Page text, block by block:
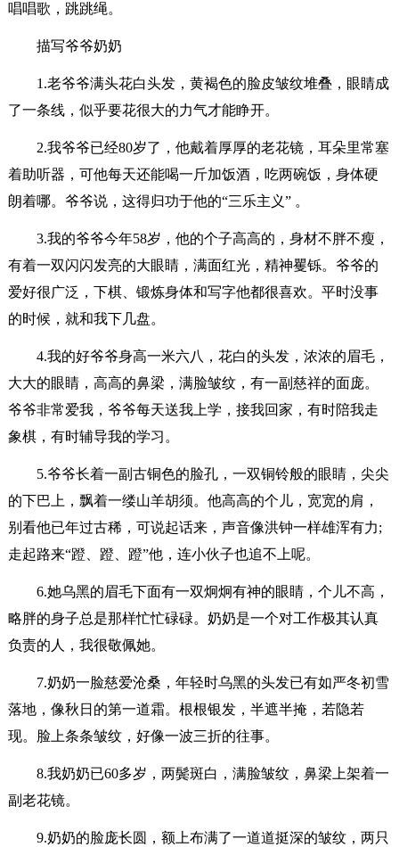
唱唱歌，跳跳绳。
描写爷爷奶奶
1.老爷爷满头花白头发，黄褐色的脸皮皱纹堆叠，眼睛成
了一条线，似乎要花很大的力气才能睁开。
2.我爷爷已经80岁了，他戴着厚厚的老花镜，耳朵里常塞
着助听器，可他每天还能喝一斤加饭酒，吃两碗饭，身体硬
朗着哪。爷爷说，这得归功于他的“三乐主义” 。
3.我的爷爷今年58岁，他的个子高高的，身材不胖不瘦，
有着一双闪闪发亮的大眼睛，满面红光，精神矍铄。爷爷的
爱好很广泛，下棋、锻炼身体和写字他都很喜欢。平时没事
的时候，就和我下几盘。
4.我的好爷爷身高一米六八，花白的头发，浓浓的眉毛，
大大的眼睛，高高的鼻梁，满脸皱纹，有一副慈祥的面庞。
爷爷非常爱我，爷爷每天送我上学，接我回家，有时陪我走
象棋，有时辅导我的学习。
5.爷爷长着一副古铜色的脸孔，一双铜铃般的眼睛，尖尖
的下巴上，飘着一缕山羊胡须。他高高的个儿，宽宽的肩，
别看他已年过古稀，可说起话来，声音像洪钟一样雄浑有力;
走起路来“蹬、蹬、蹬”他，连小伙子也追不上呢。
6.她乌黑的眉毛下面有一双炯炯有神的眼睛，个儿不高，
略胖的身子总是那样忙忙碌碌。奶奶是一个对工作极其认真
负责的人，我很敬佩她。
7.奶奶一脸慈爱沧桑，年轻时乌黑的头发已有如严冬初雪
落地，像秋日的第一道霜。根根银发，半遮半掩，若隐若
现。脸上条条皱纹，好像一波三折的往事。
8.我奶奶已60多岁，两鬓斑白，满脸皱纹，鼻梁上架着一
副老花镜。
9.奶奶的脸庞长圆，额上布满了一道道挺深的皱纹，两只